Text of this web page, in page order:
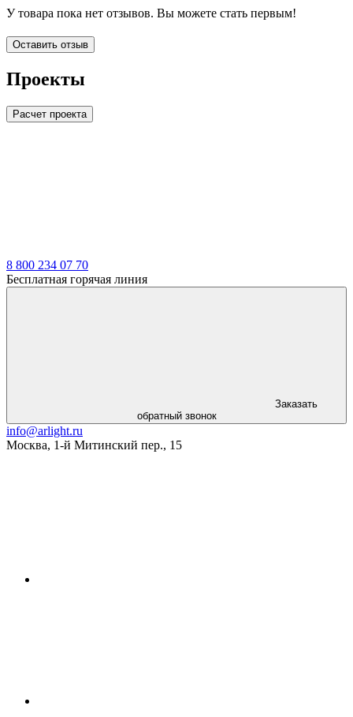
У товара пока нет отзывов. Вы можете стать первым!
Оставить отзыв
Проекты
Расчет проекта
8 800 234 07 70
Бесплатная горячая линия
Заказать
обратный звонок
info@arlight.ru
Москва, 1-й Митинский пер., 15